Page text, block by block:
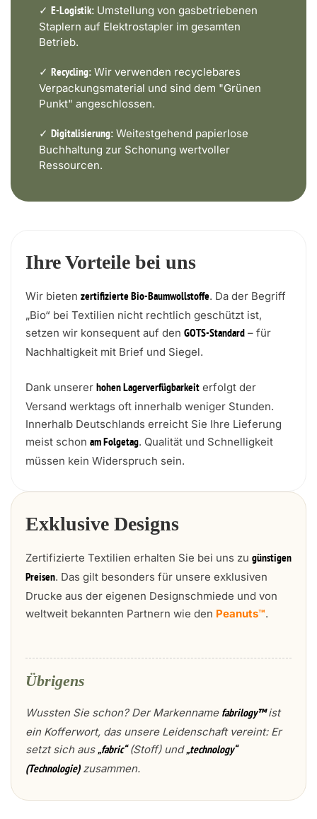
✓ E-Logistik: Umstellung von gasbetriebenen
Staplern auf Elektrostapler im gesamten
Betrieb.
✓ Recycling: Wir verwenden recyclebares
Verpackungsmaterial und sind dem "Grünen
Punkt" angeschlossen.
✓ Digitalisierung: Weitestgehend papierlose
Buchhaltung zur Schonung wertvoller
Ressourcen.
Ihre Vorteile bei uns
Wir bieten zertifizierte Bio-Baumwollstoffe. Da der Begriff
„Bio“ bei Textilien nicht rechtlich geschützt ist,
setzen wir konsequent auf den GOTS-Standard – für
Nachhaltigkeit mit Brief und Siegel.
Dank unserer hohen Lagerverfügbarkeit erfolgt der
Versand werktags oft innerhalb weniger Stunden.
Innerhalb Deutschlands erreicht Sie Ihre Lieferung
meist schon am Folgetag. Qualität und Schnelligkeit
müssen kein Widerspruch sein.
Exklusive Designs
Zertifizierte Textilien erhalten Sie bei uns zu günstigen
Preisen. Das gilt besonders für unsere exklusiven
Drucke aus der eigenen Designschmiede und von
weltweit bekannten Partnern wie den Peanuts™.
Übrigens
Wussten Sie schon? Der Markenname fabrilogy™ist
ein Kofferwort, das unsere Leidenschaft vereint: Er
setzt sich aus„fabric“(Stoff) und„technology“
(Technologie)zusammen.